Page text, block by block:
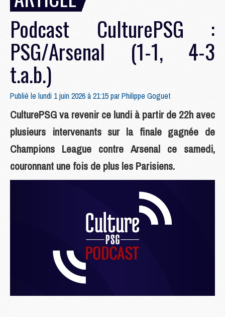
Podcast CulturePSG :
PSG/Arsenal (1-1, 4-3
t.a.b.)
Publié le lundi 1 juin 2026 à 21:15 parPhilippe Goguet
CulturePSG va revenir ce lundi à partir de 22h avec
plusieurs intervenants sur la finale gagnée de
Champions League contre Arsenal ce samedi,
couronnant une fois de plus les Parisiens.